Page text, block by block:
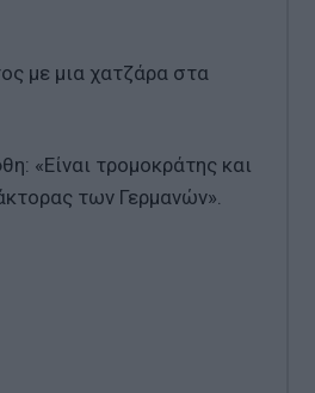
με μια χατζάρα στα
«Είναι τρομοκράτης και
των Γερμανών».